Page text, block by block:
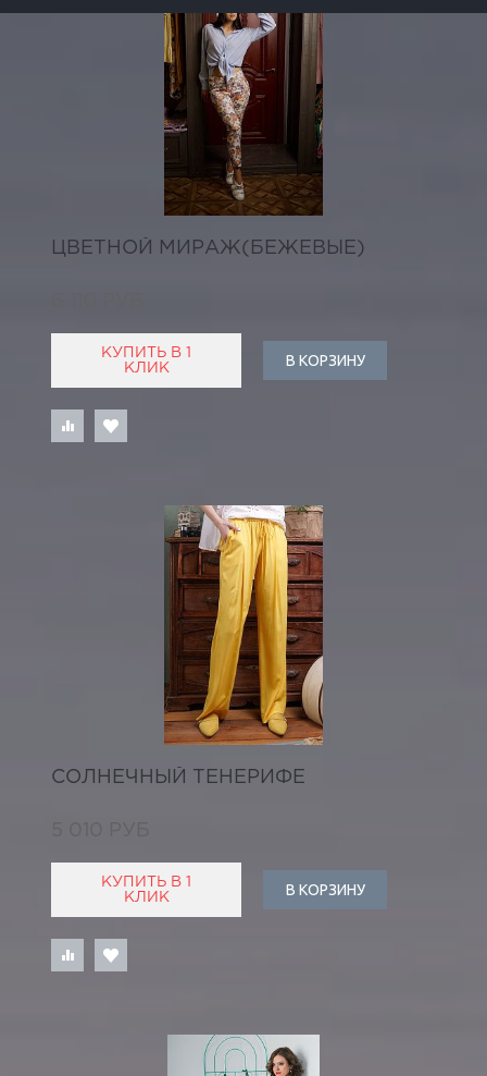
ЦВЕТНОЙ МИРАЖ(БЕЖЕВЫЕ)
КУПИТЬ В 1
КЛИК
В КОРЗИНУ
СОЛНЕЧНЫЙ ТЕНЕРИФЕ
5 010 РУБ
КУПИТЬ В 1
КЛИК
В КОРЗИНУ